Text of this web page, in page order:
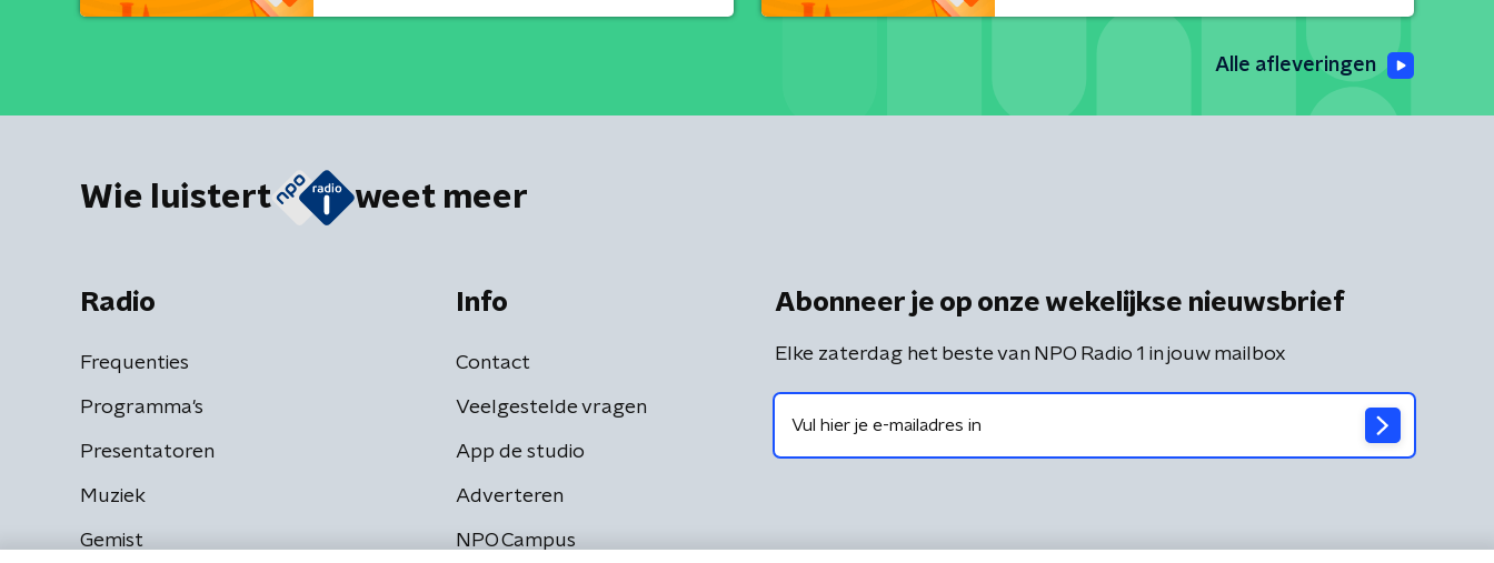
Alle afleveringen
Wie luistert weet meer
Radio
Frequenties
Programma's
Presentatoren
Muziek
Gemist
Info
Contact
Veelgestelde vragen
App de studio
Adverteren
NPO Campus
Abonneer je op onze wekelijkse nieuwsbrief
Elke zaterdag het beste van NPO Radio 1 in jouw mailbox